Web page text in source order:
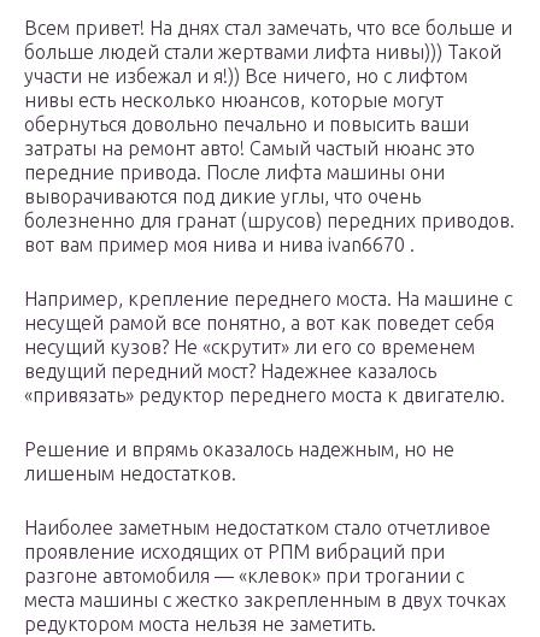
Всем привет! На днях стал замечать, что все больше и
больше людей стали жертвами лифта нивы))) Такой
участи не избежал и я!)) Все ничего, но с лифтом
нивы есть несколько нюансов, которые могут
обернуться довольно печально и повысить ваши
затраты на ремонт авто! Самый частый нюанс это
передние привода. После лифта машины они
выворачиваются под дикие углы, что очень
болезненно для гранат (шрусов) передних приводов.
вот вам пример моя нива и нива ivan6670 .
Например, крепление переднего моста. На машине с
несущей рамой все понятно, а вот как поведет себя
несущий кузов? Не «скрутит» ли его со временем
ведущий передний мост? Надежнее казалось
«привязать» редуктор переднего моста к двигателю.
Решение и впрямь оказалось надежным, но не
лишеным недостатков.
Наиболее заметным недостатком стало отчетливое
проявление исходящих от РПМ вибраций при
разгоне автомобиля — «клевок» при трогании с
места машины с жестко закрепленным в двух точках
редуктором моста нельзя не заметить.